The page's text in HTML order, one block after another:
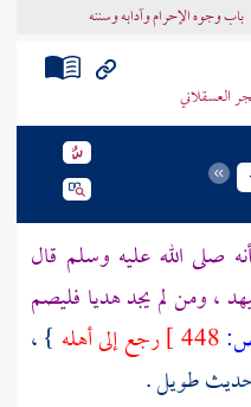
باب وجوه الإحرام وآدابه وسننه
العسقلاني
أنه صلى الله عليه وسلم قال
، ومن لم يجد هديا فليصم
رجع إلى أهله } ،
طويل .